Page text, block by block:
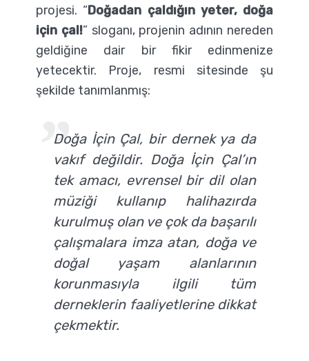
projesi. “Doğadan çaldığın yeter, doğa
için çal!” sloganı, projenin adının nereden
geldiğine dair bir fikir edinmenize
yetecektir. Proje, resmi sitesinde şu
şekilde tanımlanmış:
Doğa İçin Çal, bir dernek ya da
vakıf değildir. Doğa İçin Çal’ın
tek amacı, evrensel bir dil olan
müziği kullanıp halihazırda
kurulmuş olan ve çok da başarılı
çalışmalara imza atan, doğa ve
doğal yaşam alanlarının
korunmasıyla ilgili tüm
derneklerin faaliyetlerine dikkat
çekmektir.